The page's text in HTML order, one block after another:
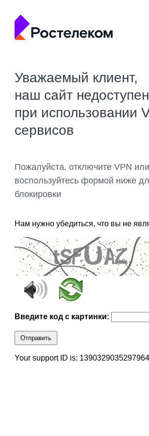
Уважаемый клиент,
наш сайт недоступен
при использовании
сервисов
Пожалуйста, отключите VPN или
воспользуйтесь формой ниже
блокировки
Нам нужно убедиться, что вы не
Введите код с картинки:
Отправить
Your support ID is: